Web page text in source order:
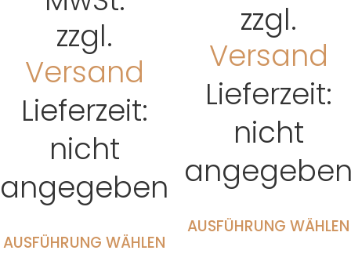
zzgl.
Versand
Lieferzeit:
nicht
angegeben
AUSFÜHRUNG WÄHLEN
zzgl.
Versand
Lieferzeit:
nicht
AUSFÜHRUNG WÄHLEN